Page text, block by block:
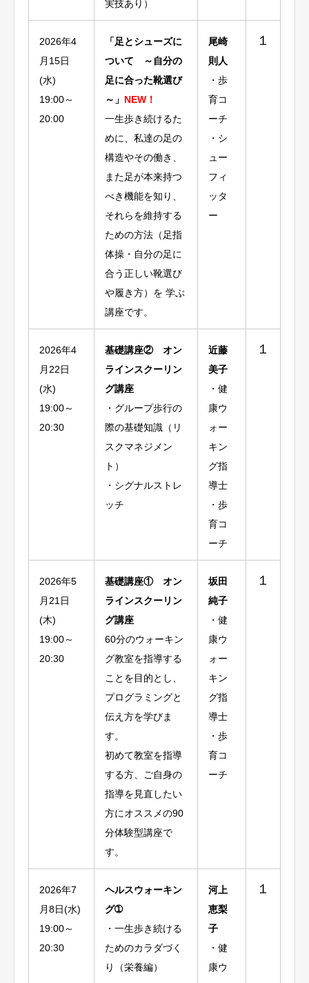
実技あり）
2026年4
月15日
(水)
19:00～
20:00
「足とシューズに
ついて ～自分の
足に合った靴選び
～」 NEW！
一生歩き続けるた
めに、私達の足の
構造やその働き、
また足が本来持つ
べき機能を知り、
それらを維持する
ための方法（足指
体操・自分の足に
合う正しい靴選び
や履き方）を 学ぶ
講座です。
尾崎
則人
・歩
育コ
ーチ
・シ
ュー
フィ
ッタ
ー
１
2026年4
月22日
(水)
19:00～
20:30
基礎講座② オン
ラインスクーリン
グ講座
・グループ歩行の
際の基礎知識（リ
スクマネジメン
ト）
・シグナルストレ
ッチ
近藤
美子
・健
康ウ
ォー
キン
グ指
導士
・歩
育コ
ーチ
１
2026年5
月21日
(木)
19:00～
20:30
基礎講座① オン
ラインスクーリン
グ講座
60分のウォーキン
グ教室を指導する
ことを目的とし、
プログラミングと
伝え方を学びま
す。
初めて教室を指導
する方、ご自身の
指導を見直したい
方にオススメの90
分体験型講座で
す。
坂田
純子
・健
康ウ
ォー
キン
グ指
導士
・歩
育コ
ーチ
１
2026年7
月8日(水)
19:00～
20:30
ヘルスウォーキン
グ➀
・一生歩き続ける
ためのカラダづく
り（栄養編）
河上
恵梨
子
・健
康ウ
１